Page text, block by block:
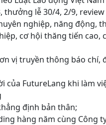
lễ 30/4, 2/9,
nghiệp, năng động,
cơ hội thăng tiến cao,
vị truyền thông báo chí,
FutureLang khi làm
định bản thân;
hàng năm cùng Công